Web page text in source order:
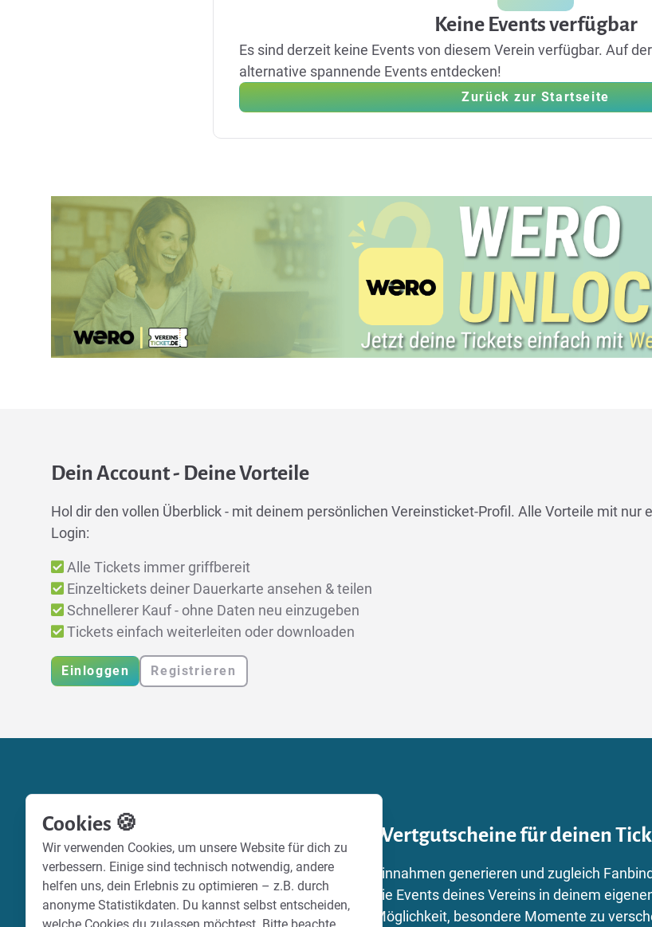
Keine Events verfügbar
Es sind derzeit keine Events von diesem Verein verfügbar. Auf
alternative spannende Events entdecken!
Zurück zur Startseite
Dein Account - Deine Vorteile
Hol dir den vollen Überblick - mit deinem persönlichen Vereinsticket-Profil. Alle Vorteile mit nur
Login:
Alle Tickets immer griffbereit
Einzeltickets deiner Dauerkarte ansehen & teilen
Schnellerer Kauf - ohne Daten neu einzugeben
Tickets einfach weiterleiten oder downloaden
Einloggen Registrieren
Wertgutscheine für deinen
Einnahmen generieren und zugleich
die Events deines Vereins in deinem
Möglichkeit, besondere Momente zu
Cookies 🍪
Wir verwenden Cookies, um unsere Website für dich zu
verbessern. Einige sind technisch notwendig, andere
helfen uns, dein Erlebnis zu optimieren – z.B. durch
anonyme Statistikdaten. Du kannst selbst entscheiden,